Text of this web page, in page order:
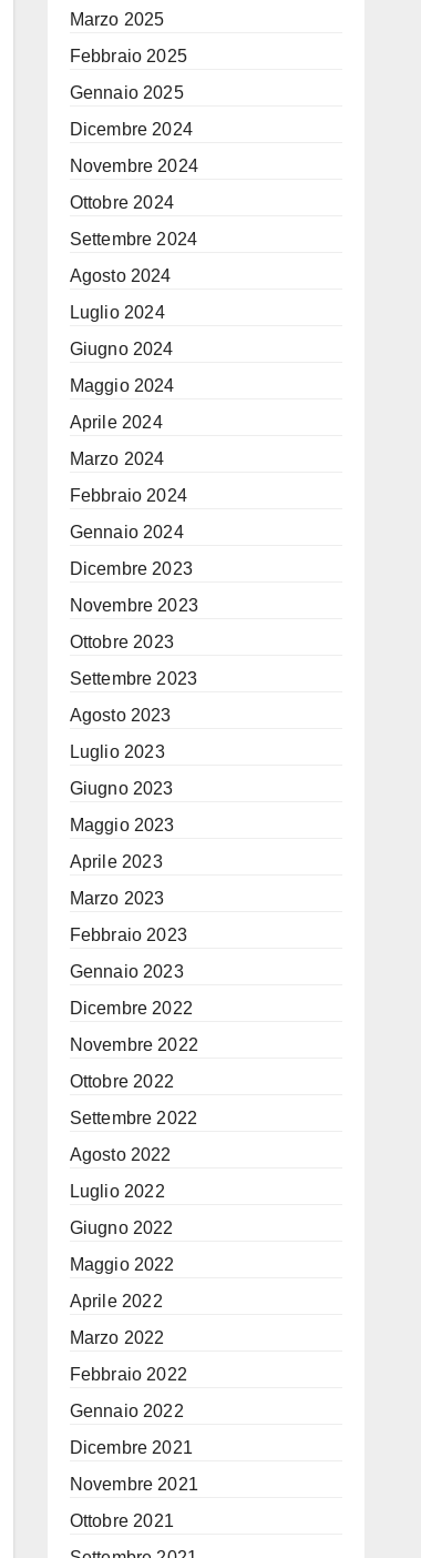
Marzo 2025
Febbraio 2025
Gennaio 2025
Dicembre 2024
Novembre 2024
Ottobre 2024
Settembre 2024
Agosto 2024
Luglio 2024
Giugno 2024
Maggio 2024
Aprile 2024
Marzo 2024
Febbraio 2024
Gennaio 2024
Dicembre 2023
Novembre 2023
Ottobre 2023
Settembre 2023
Agosto 2023
Luglio 2023
Giugno 2023
Maggio 2023
Aprile 2023
Marzo 2023
Febbraio 2023
Gennaio 2023
Dicembre 2022
Novembre 2022
Ottobre 2022
Settembre 2022
Agosto 2022
Luglio 2022
Giugno 2022
Maggio 2022
Aprile 2022
Marzo 2022
Febbraio 2022
Gennaio 2022
Dicembre 2021
Novembre 2021
Ottobre 2021